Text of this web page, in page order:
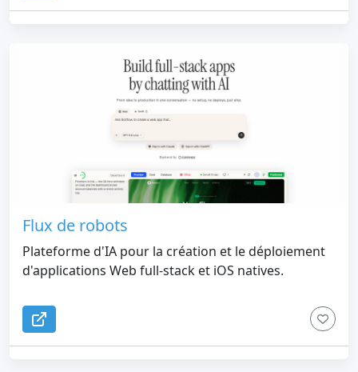
Flux de robots
Plateforme d'IA pour la création et le déploiement
d'applications Web full-stack et iOS natives.